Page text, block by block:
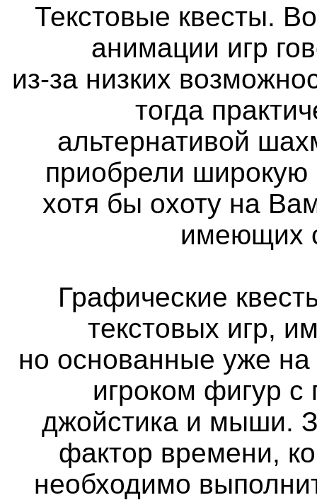
Текстовые квесты.
анимации игр
из-за низких
тогда
альтернативой
приобрели широкую
хотя бы охоту на
имеющих
Графические
текстовых игр,
но основанные уже
игроком фигур
джойстика и мыши.
фактор времени,
необходимо